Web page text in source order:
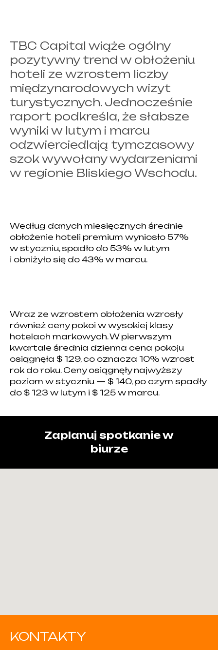
TBC Capital wiąże ogólny
pozytywny trend w obłożeniu
hoteli ze wzrostem liczby
międzynarodowych wizyt
turystycznych. Jednocześnie
raport podkreśla, że słabsze
wyniki w lutym i marcu
odzwierciedlają tymczasowy
szok wywołany wydarzeniami
w regionie Bliskiego Wschodu.
Według danych miesięcznych średnie
obłożenie hoteli premium wyniosło 57%
w styczniu, spadło do 53% w lutym
i obniżyło się do 43% w marcu.
Wraz ze wzrostem obłożenia wzrosły
również ceny pokoi w wysokiej klasy
hotelach markowych. W pierwszym
kwartale średnia dzienna cena pokoju
osiągnęła $ 129, co oznacza 10% wzrost
rok do roku. Ceny osiągnęły najwyższy
poziom w styczniu — $ 140, po czym spadły
do $ 123 w lutym i $ 125 w marcu.
Zaplanuj spotkanie w
biurze
KONTAKTY